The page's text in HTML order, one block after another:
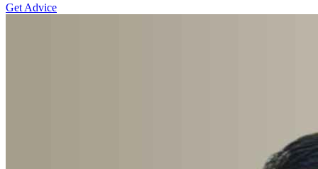
Get Advice